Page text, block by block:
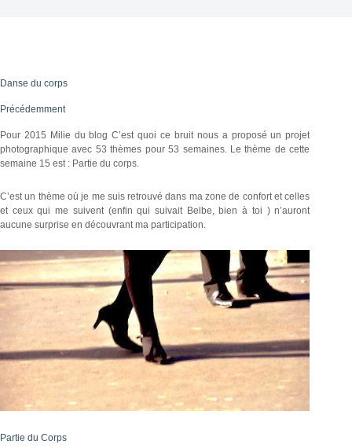
Danse du corps
Précédemment
Pour 2015 Milie du blog C’est quoi ce bruit nous a proposé un projet
photographique avec 53 thèmes pour 53 semaines. Le thème de cette
semaine 15 est : Partie du corps.
C’est un thème où je me suis retrouvé dans ma zone de confort et celles
et ceux qui me suivent (enfin qui suivait Belbe, bien à toi ) n’auront
aucune surprise en découvrant ma participation.
Partie du Corps